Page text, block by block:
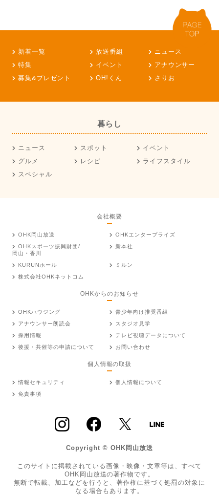
新着一覧 放送番組
ニュース
特集
イベント
アナウンサー
募集&プレゼント
OH!くん さりお
暮らし
ニュース スポット
イベント
グルメ
レシピ
ライフスタイル
スペシャル
会社概要
OHK岡山放送
OHKエンタープライズ
OHKスポーツ振興財団/
岡山・香川
新本社
KURUNホール
ミルン
株式会社OHKネットコム
OHKからのお知らせ
OHKハウジング
青少年向け推奨番組
アナウンサー朗読会
スタジオ見学
採用情報
テレビ視聴データについて
後援・共催等の申請について
お問い合わせ
個人情報の取扱
情報セキュリティ
個人情報について
免責事項
Copyright © OHK岡山放送
このサイトに掲載されている画像・映像・文章等は、すべて
OHK岡山放送の著作物です。
無断で転載、加工などを行うと、著作権に基づく処罰の対象に
なる場合もあります。